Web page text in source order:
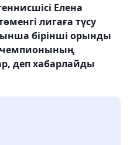
Елена
лигаға түсу
бірінші орынды
чемпионының
деп хабарлайды